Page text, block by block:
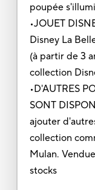
poupée
•JOUET
Disney La
(à partir de 3
collection
•D'AUTRES
SONT
ajouter
collection
Mulan.
stocks